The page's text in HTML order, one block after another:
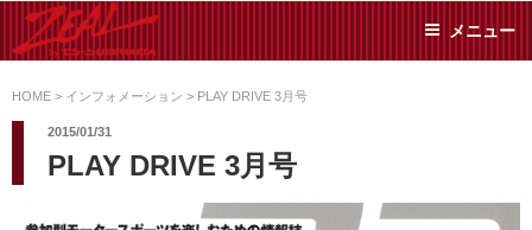
ン
ツ
ス
SUMIYAMA
た日常メンテから各種チ
ューニングまで、車に関
リーでお任せください!
メニュー
HOME > インフォメーション > PLAY DRIVE 3月号
2015/01/31
PLAY DRIVE 3月号